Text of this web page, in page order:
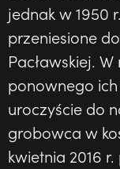
jednak w 1950
przeniesione
Pacławskiej.
ponownego
uroczyście do
grobowca w
kwietnia 2016